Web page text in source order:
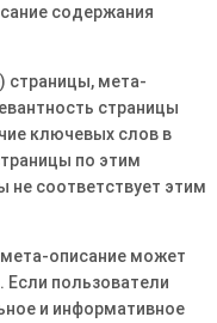
содержания
страницы, мета-
страницы
ключевых слов в
по этим
не соответствует этим
описание может
Если пользователи
и информативное